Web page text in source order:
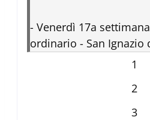
- Venerdì 17a
ordinario - San Ignazio
1
2
3